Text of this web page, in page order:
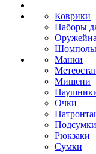
Коврики
Наборы
Шомполы,
Манки
Мишени
Очки
Подсумки
Рюкзаки
Сумки